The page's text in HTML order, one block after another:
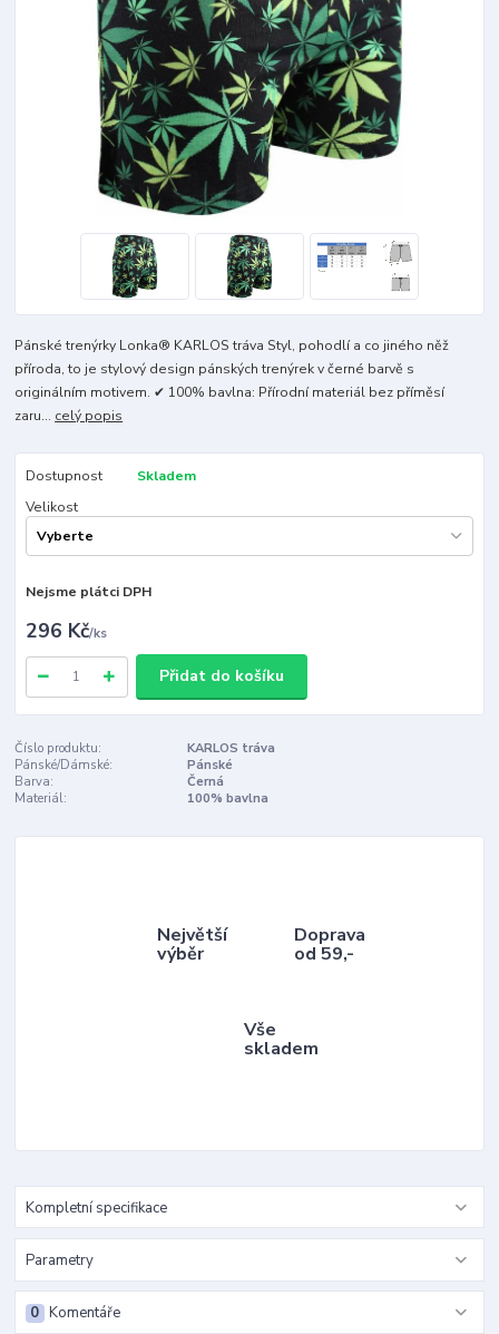
Pánské trenýrky Lonka® KARLOS tráva Styl, pohodlí a co jiného něž
příroda, to je stylový design pánských trenýrek v černé barvě s
originálním motivem. ✔ 100% bavlna: Přírodní materiál bez příměsí
zaru... celý popis
Dostupnost
Skladem
Velikost
Nejsme plátci DPH
296 Kč/ks
Přidat do košíku
Číslo produktu:
KARLOS tráva
Pánské/Dámské:
Pánské
Barva:
Černá
Materiál:
100% bavlna
Největší
výběr
Doprava
od 59,-
Vše
skladem
Kompletní specifikace
Parametry
Komentáře
0